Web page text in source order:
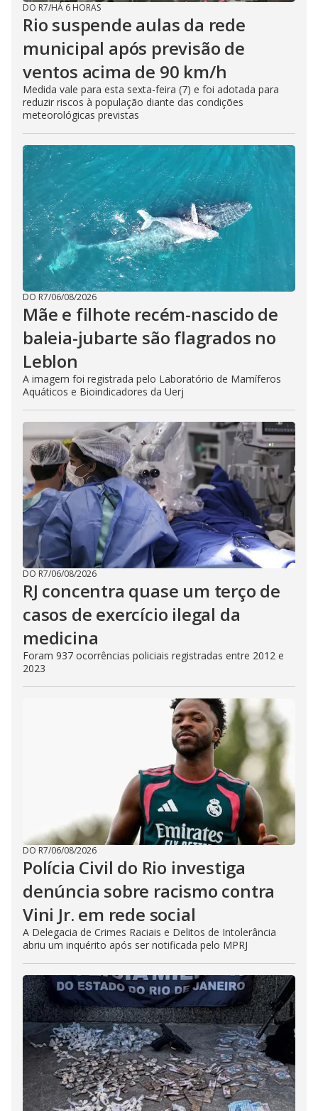
DO R7/HÁ 6 HORAS
Rio suspende aulas da rede
municipal após previsão de
ventos acima de 90 km/h
Medida vale para esta sexta-feira (7) e foi adotada para
reduzir riscos à população diante das condições
meteorológicas previstas
DO R7/06/08/2026
Mãe e filhote recém-nascido de
baleia-jubarte são flagrados no
Leblon
A imagem foi registrada pelo Laboratório de Mamíferos
Aquáticos e Bioindicadores da Uerj
DO R7/06/08/2026
RJ concentra quase um terço de
casos de exercício ilegal da
medicina
Foram 937 ocorrências policiais registradas entre 2012 e
2023
DO R7/06/08/2026
Polícia Civil do Rio investiga
denúncia sobre racismo contra
Vini Jr. em rede social
A Delegacia de Crimes Raciais e Delitos de Intolerância
abriu um inquérito após ser notificada pelo MPRJ